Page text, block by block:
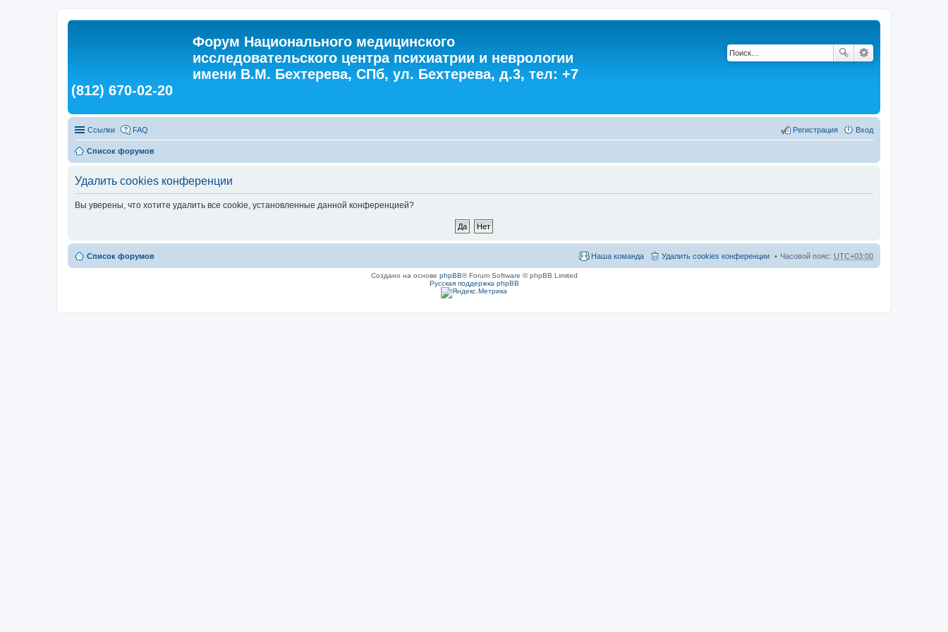
Форум Национального медицинского
исследовательского центра психиатрии и неврологии
имени В.М. Бехтерева, СПб, ул. Бехтерева, д.3, тел: +7
(812) 670-02-20
Ссылки FAQ Вход
Регистрация
Список форумов
Удалить cookies конференции
Вы уверены, что хотите удалить все cookie, установленные данной конференцией?
Список форумов Часовой пояс: UTC+03:00
Удалить cookies конференции
Наша команда
Создано на основе phpBB® Forum Software © phpBB Limited
Русская поддержка phpBB